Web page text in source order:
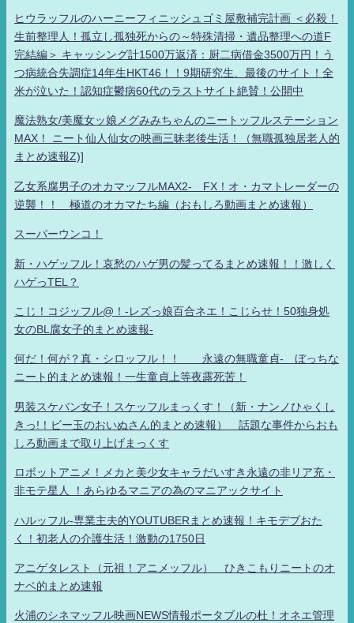
ヒウラッフルのハーニーフィニッシュゴミ屋敷補完計画 ＜必殺！
生前整理人！孤立し孤独死からの～特殊清掃・遺品整理への道F
完結編＞ キャッシング計1500万返済：厨二病借金3500万円！う
つ病統合失調症14年生HKT46！！9期研究生、最後のサイト！全
米が泣いた！認知症鬱病60代のラストサイト絶賛！公開中
魔法熟女/美魔女ッ娘メグみみちゃんのニートッフルステーション
MAX！ ニート仙人仙女の映画三昧老後生活！（無職孤独居老人的
まとめ速報Z)]
乙女系腐男子のオカマッフルMAX2- FX！オ・カマトレーダーの
逆襲！！ 極道のオカマたち編（おもしろ動画まとめ速報）
スーパーウンコ！
新・ハゲッフル！哀愁のハゲ男の髪ってるまとめ速報！！激しく
ハゲっTEL？
こじ！コジッフル@！-レズっ娘百合ネエ！こじらせ！50独身処
女のBL腐女子的まとめ速報-
何だ！何が？真・シロッフル！！ 永遠の無職童貞- ぼっちな
ニート的まとめ速報！一生童貞上等夜露死苦！
男装スケバン女子！スケッフルまっくす！（新・ナンノひゃくし
きっ!！ビー玉のおいぬさん的まとめ速報） 話題な事件からおも
しろ動画まで取り上げまっくす
ロボットアニメ！メカと美少女キャラだいすき永遠の非リア充・
非モテ星人 ！あらゆるマニアの為のマニアックサイト
ハルッフル-専業主夫的YOUTUBERまとめ速報！キモデブおた
く！初老人の介護生活！激動の1750日
アニゲタレスト（元祖！アニメッフル） ひきこもりニートのオ
ナベ的まとめ速報
火浦のシネマッフル映画NEWS情報ポータブルの杜！オネエ管理